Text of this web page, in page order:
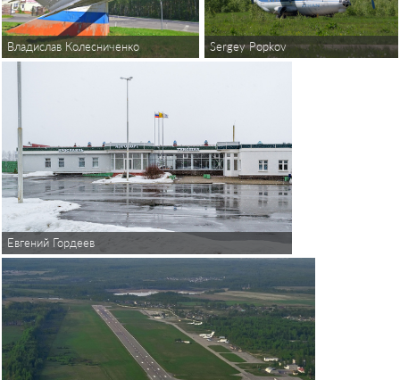
Владислав Колесниченко Sergey Popkov
Евгений Гордеев